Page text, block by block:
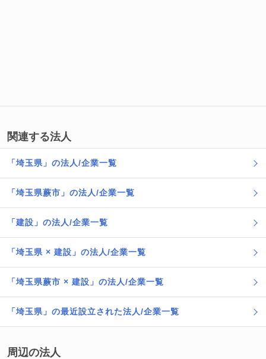
関連する法人
「埼玉県」の法人/企業一覧
「埼玉県蕨市」の法人/企業一覧
「建設」の法人/企業一覧
「埼玉県 × 建設」の法人/企業一覧
「埼玉県蕨市 × 建設」の法人/企業一覧
「埼玉県」の最近設立された法人/企業一覧
周辺の法人